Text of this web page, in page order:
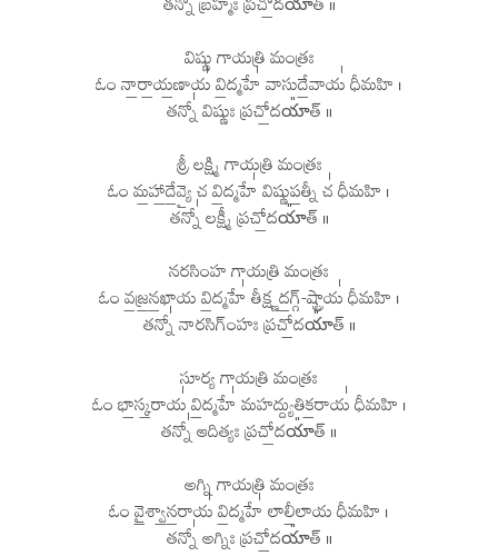
విష్ణు గాయత్రి మంత్రః
ఓం నా॒రా॒య॒ణాయ॑ వి॒ద్మహే॑ వాసుదే॒వాయ॑ ధీమహి ।
తన్నో॑ విష్ణుః ప్రచో॒దయా᳚త్ ॥
శ్రీ లక్ష్మి గాయత్రి మంత్రః
ఓం మ॒హా॒దే॒వ్యై చ వి॒ద్మహే॑ విష్ణుప॒త్నీ చ॑ ధీమహి ।
తన్నో॑ లక్ష్మీ ప్రచో॒దయా᳚త్ ॥
నరసింహ గాయత్రి మంత్రః
ఓం వ॒జ్ర॒న॒ఖాయ వి॒ద్మహే॑ తీక్ష్ణద॒గ్గ్-ష్ట్రాయ॑ ధీమహి ।
తన్నో॑ నారసిగ్ంహః ప్రచో॒దయా᳚త్ ॥
సూర్య గాయత్రి మంత్రః
ఓం భా॒స్క॒రాయ॑ వి॒ద్మహే॑ మహద్ద్యుతిక॒రాయ॑ ధీమహి ।
తన్నో॑ ఆదిత్యః ప్రచో॒దయా᳚త్ ॥
అగ్ని గాయత్రి మంత్రః
ఓం వై॒శ్వా॒న॒రాయ॑ వి॒ద్మహే॑ లాలీ॒లాయ ధీమహి ।
తన్నో॑ అగ్నిః ప్రచో॒దయా᳚త్ ॥